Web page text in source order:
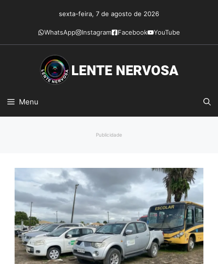
conteúdo
sexta-feira, 7 de agosto de 2026
WhatsApp Instagram Facebook YouTube
Menu
Publicidade